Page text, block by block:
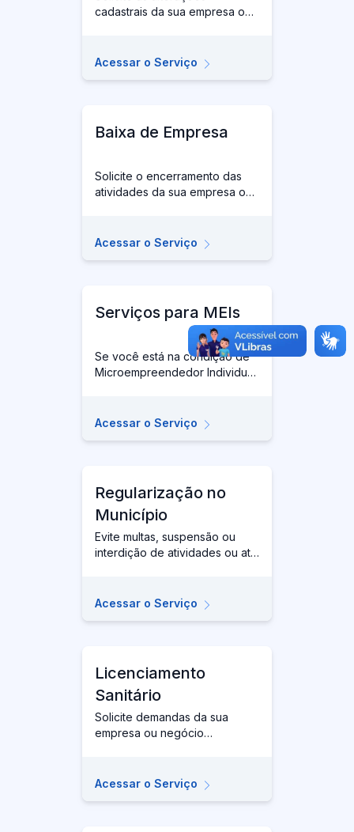
cadastrais da sua empresa ou
Acessar o Serviço
Baixa de Empresa
Solicite o encerramento das
atividades da sua empresa ou
Acessar o Serviço
Serviços para MEIs
Se você está na condição de
Microempreendedor Individual
abertura, alteração,
Acessar o Serviço
Regularização no
Município
Evite multas, suspensão ou
interdição de atividades ou até
irregular, solicite a devida
Acessar o Serviço
Licenciamento
Sanitário
Solicite demandas da sua
empresa ou negócio
Vigilância Sanitária (VISA) da
Acessar o Serviço